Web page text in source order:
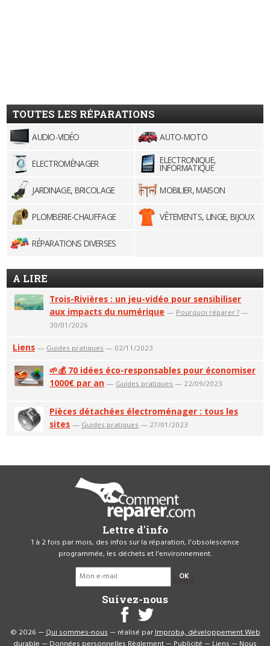
TOUTES LES RÉPARATIONS
AUDIO-VIDÉO AUTO-MOTO
ELECTROMÉNAGER ELECTRONIQUE,
INFORMATIQUE
JARDINAGE, BRICOLAGE
MOBILIER, MAISON
PLOMBERIE-CHAUFFAGE VÊTEMENTS, LINGE, BIJOUX
RÉPARATIONS DIVERSES
A LIRE
Trois-Rivières : un jeu-vidéo pour sensibiliser
aux impacts du numérique — Pourquoi réparer ? —
30/01/2026
Liens — Guides pratiques — 02/11/2023
🌱💰 70 idées éco-responsables pour économiser
1000€ par an — Guides pratiques — 22/09/2023
Pièces détachées électroménager : tous les
sites — Guides pratiques — 27/01/2023
Lettre d'info
1 à 2 fois par mois, des infos sur la réparation, l'obsolescence
programmée, les déchets et l'environnement.
OK
Suivez-nous
© 2026 —Qui sommes-nous— réalisé parImproba, développement Web